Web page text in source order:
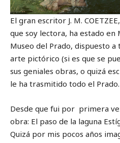
El gran escritor J. M.
que soy lectora, ha estado
Museo del Prado, dispuesto
arte pictórico (si es que se
sus geniales obras, o quizá
le ha trasmitido todo el Prado.
Desde que fui por primera
obra: El paso de la laguna
Quizá por mis pocos años